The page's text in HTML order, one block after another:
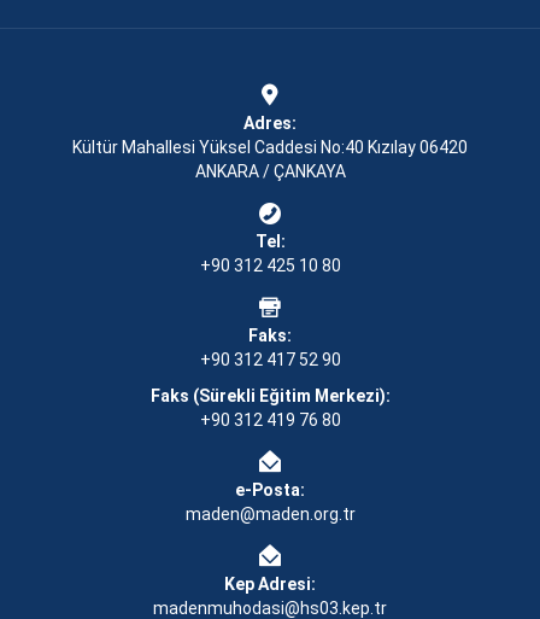
Adres:
Kültür Mahallesi Yüksel Caddesi No:40 Kızılay 06420
ANKARA / ÇANKAYA
Tel:
+90 312 425 10 80
Faks:
+90 312 417 52 90
Faks (Sürekli Eğitim Merkezi):
+90 312 419 76 80
e-Posta:
maden@maden.org.tr
Kep Adresi:
madenmuhodasi@hs03.kep.tr